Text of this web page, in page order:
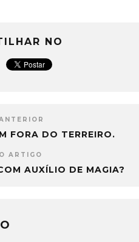
NO
FORA DO TERREIRO.
ARTIGO
AUXÍLIO DE MAGIA?